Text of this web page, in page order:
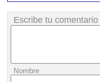
Escribe tu comentario
Nombre